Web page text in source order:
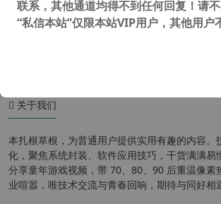
关于我们
本扎根草根，为普通用户提供实用有趣的内容。
化，聚焦系统封装、软件应用技巧，干货满满易
分享童年游戏视频，带 70、80、90 后重温像素
业喧嚣，唯技术交流与青春回响，期待与同好相
联系，其他通道均得不到任何回复！请
“私信本站”仅限本站VIP用户，其他用户